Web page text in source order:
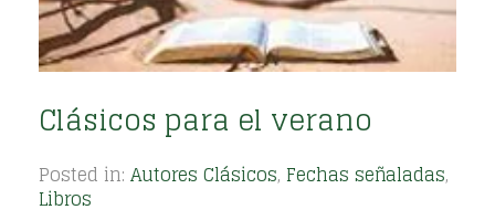
Clásicos para el verano
Posted in: Autores Clásicos, Fechas señaladas,
Libros